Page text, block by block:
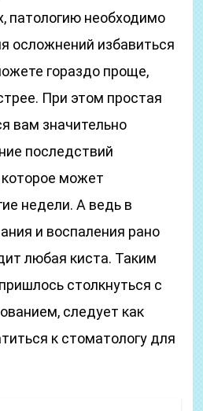
патологию необходимо
осложнений избавиться
гораздо проще,
При этом простая
вам значительно
последствий
может
недели. А ведь в
и воспаления рано
любая киста. Таким
столкнуться с
следует как
к стоматологу для